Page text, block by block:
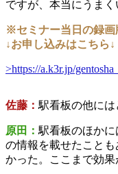
ですが、本当にうまく
※セミナー当日の録画
↓お申し込みはこちら
>https://a.k3r.jp/
佐藤： 駅看板の他には
原田： 駅看板のほか
の情報を載せたこと
かった。ここまで効果